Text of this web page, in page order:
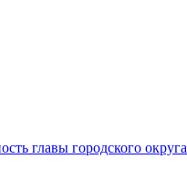
главы городского округа